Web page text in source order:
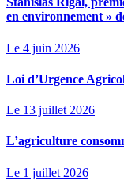
en environnement »
Le 4 juin 2026
Loi d’Urgence
Le 13 juillet 2026
L’agriculture
Le 1 juillet 2026